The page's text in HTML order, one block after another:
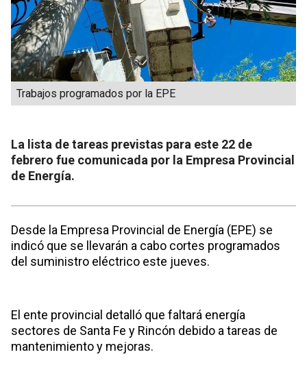
Trabajos programados por la EPE
La lista de tareas previstas para este 22 de
febrero fue comunicada por la Empresa Provincial
de Energía.
Desde la Empresa Provincial de Energía (EPE) se
indicó que se llevarán a cabo cortes programados
del suministro eléctrico este jueves.
El ente provincial detalló que faltará energía
sectores de Santa Fe y Rincón debido a tareas de
mantenimiento y mejoras.